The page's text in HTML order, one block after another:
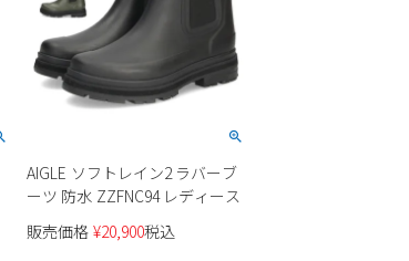
AIGLE ソフトレイン2 ラバーブ
ーツ 防水 ZZFNC94 レディース
販売価格 ¥20,900税込